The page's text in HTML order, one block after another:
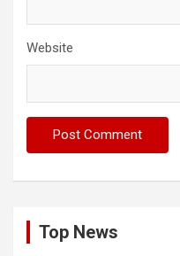
Website
Top News